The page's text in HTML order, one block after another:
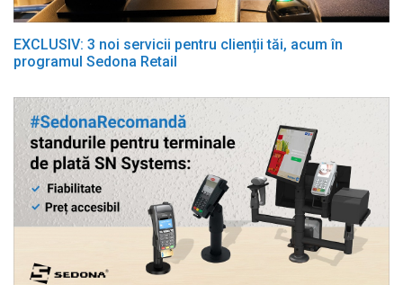
EXCLUSIV: 3 noi servicii pentru clienții tăi, acum în
programul Sedona Retail